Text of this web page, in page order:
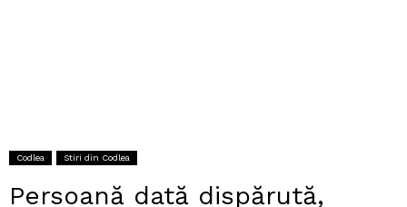
Codlea Stiri din Codlea
Persoană dată dispărută,